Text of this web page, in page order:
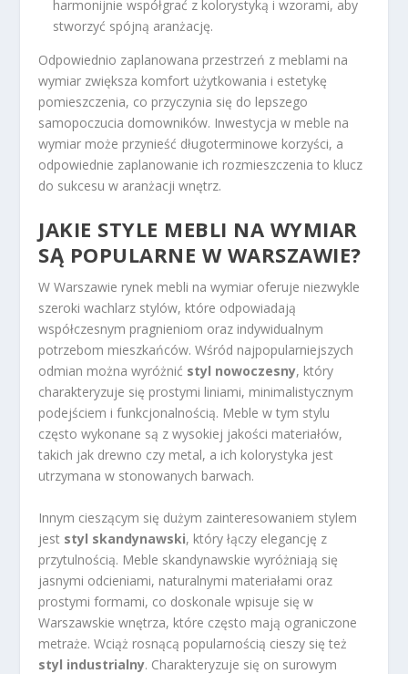
harmonijnie współgrać z kolorystyką i wzorami, aby
stworzyć spójną aranżację.
Odpowiednio zaplanowana przestrzeń z meblami na
wymiar zwiększa komfort użytkowania i estetykę
pomieszczenia, co przyczynia się do lepszego
samopoczucia domowników. Inwestycja w meble na
wymiar może przynieść długoterminowe korzyści, a
odpowiednie zaplanowanie ich rozmieszczenia to klucz
do sukcesu w aranżacji wnętrz.
JAKIE STYLE MEBLI NA WYMIAR
SĄ POPULARNE W WARSZAWIE?
W Warszawie rynek mebli na wymiar oferuje niezwykle
szeroki wachlarz stylów, które odpowiadają
współczesnym pragnieniom oraz indywidualnym
potrzebom mieszkańców. Wśród najpopularniejszych
odmian można wyróżnić styl nowoczesny, który
charakteryzuje się prostymi liniami, minimalistycznym
podejściem i funkcjonalnością. Meble w tym stylu
często wykonane są z wysokiej jakości materiałów,
takich jak drewno czy metal, a ich kolorystyka jest
utrzymana w stonowanych barwach.
Innym cieszącym się dużym zainteresowaniem stylem
jest styl skandynawski, który łączy elegancję z
przytulnością. Meble skandynawskie wyróżniają się
jasnymi odcieniami, naturalnymi materiałami oraz
prostymi formami, co doskonale wpisuje się w
Warszawskie wnętrza, które często mają ograniczone
metraże. Wciąż rosnącą popularnością cieszy się też
styl industrialny. Charakteryzuje się on surowym